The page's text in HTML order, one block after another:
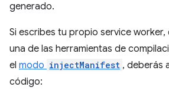
generado.
Si escribes tu propio service worker,
una de las herramientas de
el modo injectManifest , deberás
código: